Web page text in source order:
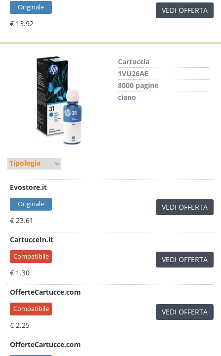
Originale
€ 13.92
VEDI OFFERTA
Cartuccia
1VU26AE
8000 pagine
ciano
Evostore.it
Originale
€ 23.61
VEDI OFFERTA
CartucceIn.it
Compatibile
€ 1.30
VEDI OFFERTA
OfferteCartucce.com
Compatibile
€ 2.25
VEDI OFFERTA
OfferteCartucce.com